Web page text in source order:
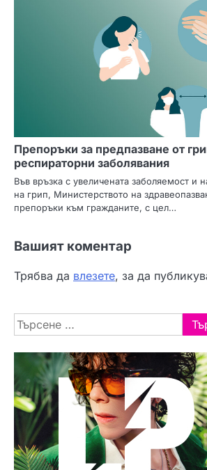
Препоръки за предпазване от
респираторни заболявания
Във връзка с увеличената заболяемост и
на грип, Министерството на
препоръки към гражданите, с цел…
Вашият коментар
Трябва да влезете, за да
Търсене
за: